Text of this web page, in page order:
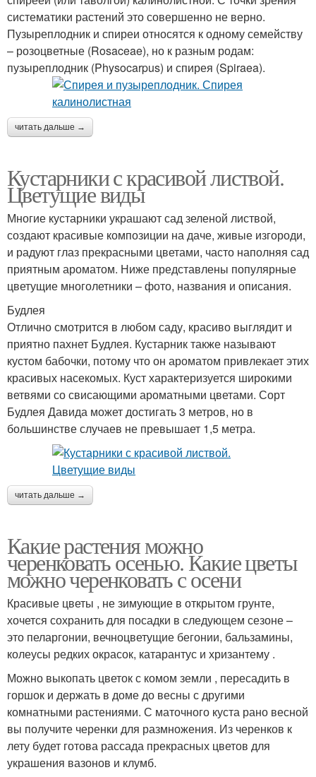
систематики растений это совершенно не верно.
Пузыреплодник и спиреи относятся к одному семейству
– розоцветные (Rosaceae), но к разным родам:
пузыреплодник (Physocarpus) и спирея (Spiraea).
читать дальше →
Кустарники с красивой листвой.
Цветущие виды
Многие кустарники украшают сад зеленой листвой,
создают красивые композиции на даче, живые изгороди,
и радуют глаз прекрасными цветами, часто наполняя сад
приятным ароматом. Ниже представлены популярные
цветущие многолетники – фото, названия и описания.
Будлея
Отлично смотрится в любом саду, красиво выглядит и
приятно пахнет Будлея. Кустарник также называют
кустом бабочки, потому что он ароматом привлекает этих
красивых насекомых. Куст характеризуется широкими
ветвями со свисающими ароматными цветами. Сорт
Будлея Давида может достигать 3 метров, но в
большинстве случаев не превышает 1,5 метра.
читать дальше →
Какие растения можно
черенковать осенью. Какие цветы
можно черенковать с осени
Красивые цветы , не зимующие в открытом грунте,
хочется сохранить для посадки в следующем сезоне –
это пеларгонии, вечноцветущие бегонии, бальзамины,
колеусы редких окрасок, катарантус и хризантему .
Можно выкопать цветок с комом земли , пересадить в
горшок и держать в доме до весны с другими
комнатными растениями. С маточного куста рано весной
вы получите черенки для размножения. Из черенков к
лету будет готова рассада прекрасных цветов для
украшения вазонов и клумб.